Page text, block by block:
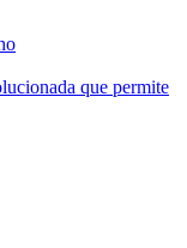
que permite